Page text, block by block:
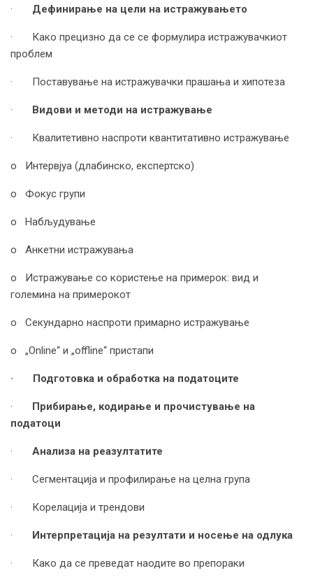
· Дефинирање на цели на истражувањето
· Како прецизно да се се формулира истражувачкиот
проблем
· Поставување на истражувачки прашања и хипотеза
· Видови и методи на истражување
· Квалитетивно наспроти квантитативно истражување
o Интервјуа (длабинско, експертско)
o Фокус групи
o Набљудување
o Анкетни истражувања
o Истражување со користење на примерок: вид и
големина на примерокот
o Секундарно наспроти примарно истражување
o „Online“ и „offline“ пристапи
· Подготовка и обработка на податоците
· Прибирање, кодирање и прочистување на
податоци
· Анализа на реазултатите
· Сегментација и профилирање на целна група
· Корелација и трендови
· Интерпретација на резултати и носење на одлука
· Како да се преведат наодите во препораки